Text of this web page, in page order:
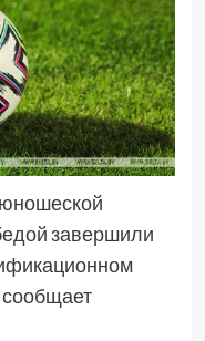
завершили